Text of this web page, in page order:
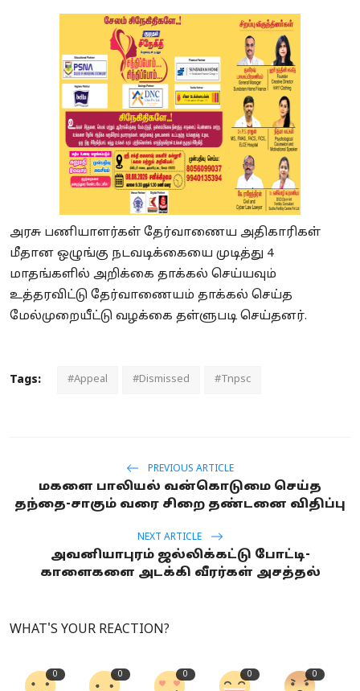
அரசு பணியாளர்கள் தேர்வாணைய அதிகாரிகள்
மீதான ஒழுங்கு நடவடிக்கையை முடித்து 4
மாதங்களில் அறிக்கை தாக்கல் செய்யவும்
உத்தரவிட்டு தேர்வாணையம் தாக்கல் செய்த
மேல்முறையீட்டு வழக்கை தள்ளுபடி செய்தனர்.
Tags: #Appeal #Dismissed #Tnpsc
PREVIOUS ARTICLE
மகளை பாலியல் வன்கொடுமை செய்த
தந்தை-சாகும் வரை சிறை தண்டனை விதிப்பு
NEXT ARTICLE
அவனியாபுரம் ஜல்லிக்கட்டு போட்டி-
காளைகளை அடக்கி வீரர்கள் அசத்தல்
WHAT'S YOUR REACTION?
0 0 0 0 0